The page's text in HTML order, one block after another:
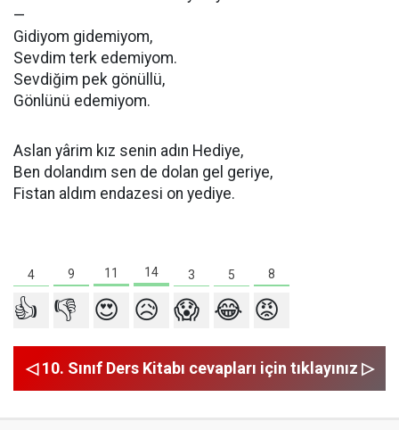
—
Gidiyom gidemiyom,
Sevdim terk edemiyom.
Sevdiğim pek gönüllü,
Gönlünü edemiyom.
Aslan yârim kız senin adın Hediye,
Ben dolandım sen de dolan gel geriye,
Fistan aldım endazesi on yediye.
4 9 11 14 3 5 8
👍 👎 😍 😥 😱 😂 😡
◁ 10. Sınıf Ders Kitabı cevapları için tıklayınız ▷